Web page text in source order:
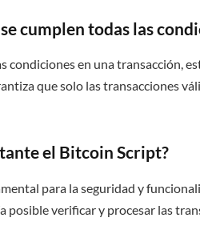
cumplen todas las
condiciones en una transacción,
que solo las transacciones
el Bitcoin Script?
para la seguridad y
posible verificar y procesar las